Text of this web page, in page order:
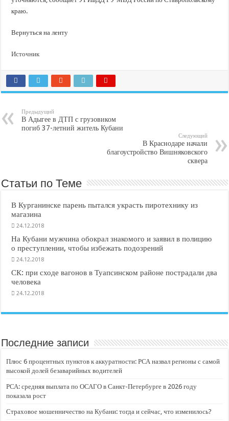
краю.
Вернуться на ленту
Источник
Предыдущий
В Адыгее в ДТП с грузовиком
погиб 37-летний житель Кубани
Следующий
В Краснодаре начали
благоустройство Вишняковского
сквера
Статьи по Теме
В Курганинске парень пытался украсть пиротехнику из
магазина
24.12.2018
На Кубани мужчина обокрал знакомого и заявил в полицию
о преступлении, чтобы избежать подозрений
24.12.2018
СК: при сходе вагонов в Туапсинском районе пострадали два
человека
24.12.2018
Последние записи
Плюс 6 процентных пунктов к аккуратности: РСА назвал регионы с самой
высокой долей безаварийных водителей
РСА: средняя выплата по ОСАГО в Санкт-Петербурге в 2026 году
показала рост
Страховое мошенничество на Кубани: тогда и сейчас, что изменилось?